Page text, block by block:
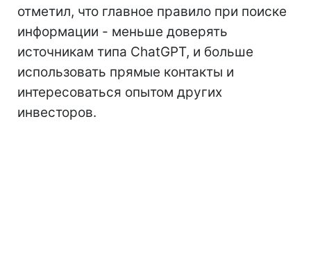
отметил, что главное правило при поиске
информации - меньше доверять
источникам типа ChatGPT, и больше
использовать прямые контакты и
интересоваться опытом других
инвесторов.